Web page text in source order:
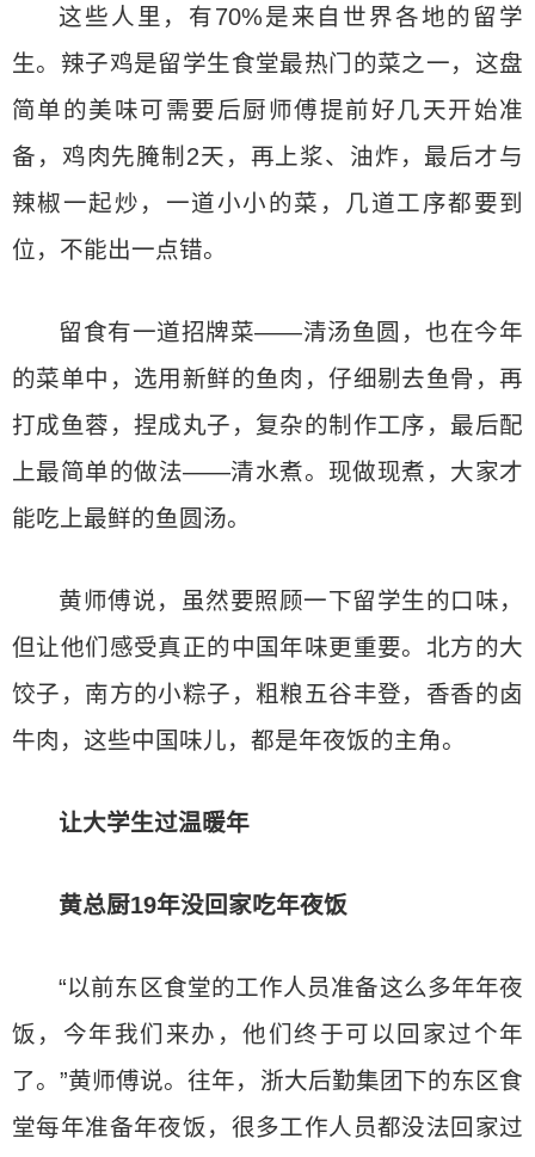
这些人里，有70%是来自世界各地的留学
生。辣子鸡是留学生食堂最热门的菜之一，这盘
简单的美味可需要后厨师傅提前好几天开始准
备，鸡肉先腌制2天，再上浆、油炸，最后才与
辣椒一起炒，一道小小的菜，几道工序都要到
位，不能出一点错。
留食有一道招牌菜——清汤鱼圆，也在今年
的菜单中，选用新鲜的鱼肉，仔细剔去鱼骨，再
打成鱼蓉，捏成丸子，复杂的制作工序，最后配
上最简单的做法——清水煮。现做现煮，大家才
能吃上最鲜的鱼圆汤。
黄师傅说，虽然要照顾一下留学生的口味，
但让他们感受真正的中国年味更重要。北方的大
饺子，南方的小粽子，粗粮五谷丰登，香香的卤
牛肉，这些中国味儿，都是年夜饭的主角。
让大学生过温暖年
黄总厨19年没回家吃年夜饭
“以前东区食堂的工作人员准备这么多年年夜
饭，今年我们来办，他们终于可以回家过个年
了。”黄师傅说。往年，浙大后勤集团下的东区食
堂每年准备年夜饭，很多工作人员都没法回家过